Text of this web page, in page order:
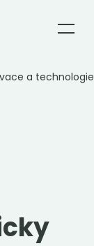
a technologie